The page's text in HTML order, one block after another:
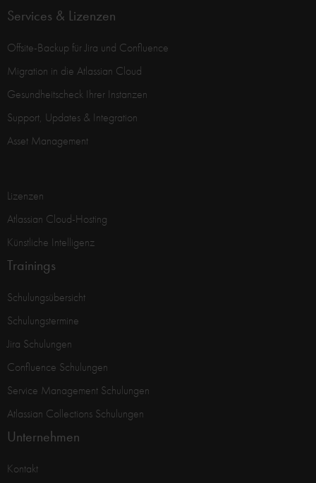
Services & Lizenzen
Offsite-Backup für Jira und Confluence
Migration in die Atlassian Cloud
Gesundheitscheck Ihrer Instanzen
Support, Updates & Integration
Asset Management
Lizenzen
Atlassian Cloud-Hosting
Künstliche Intelligenz
Trainings
Schulungsübersicht
Schulungstermine
Jira Schulungen
Confluence Schulungen
Service Management Schulungen
Atlassian Collections Schulungen
Unternehmen
Kontakt